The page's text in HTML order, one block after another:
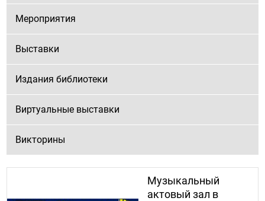
Мероприятия
Выставки
Издания библиотеки
Виртуальные выставки
Викторины
Музыкальный
актовый зал в